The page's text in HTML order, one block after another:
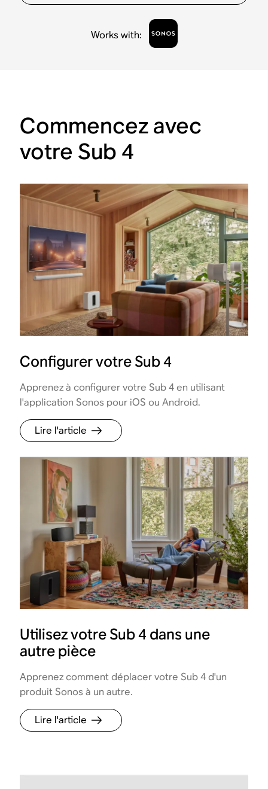
Works with:
Commencez avec
votre Sub 4
Configurer votre Sub 4
Apprenez à configurer votre Sub 4 en utilisant
l'application Sonos pour iOS ou Android.
Lire l'article
Utilisez votre Sub 4 dans une
autre pièce
Apprenez comment déplacer votre Sub 4 d'un
produit Sonos à un autre.
Lire l'article